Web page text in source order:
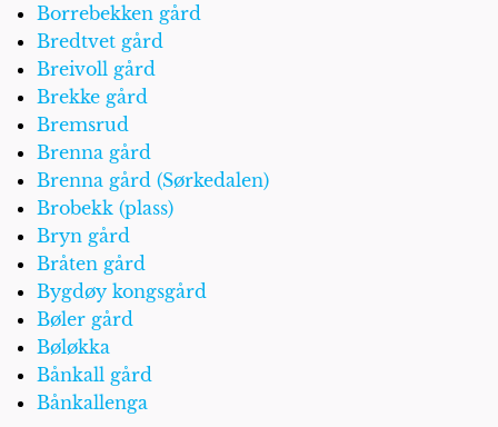
Borrebekken gård
Bredtvet gård
Breivoll gård
Brekke gård
Bremsrud
Brenna gård
Brenna gård (Sørkedalen)
Brobekk (plass)
Bryn gård
Bråten gård
Bygdøy kongsgård
Bøler gård
Bøløkka
Bånkall gård
Bånkallenga